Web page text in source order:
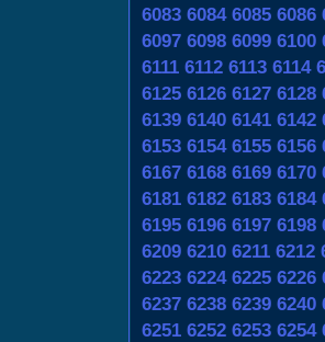
6083 6084 6085 6086
6097 6098 6099 6100
6111 6112 6113 6114
6125 6126 6127 6128
6139 6140 6141 6142
6153 6154 6155 6156
6167 6168 6169 6170
6181 6182 6183 6184
6195 6196 6197 6198
6209 6210 6211 6212
6223 6224 6225 6226
6237 6238 6239 6240
6251 6252 6253 6254